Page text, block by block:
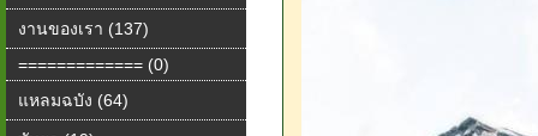
งานของเรา (137)
============= (0)
แหลมฉบัง (64)